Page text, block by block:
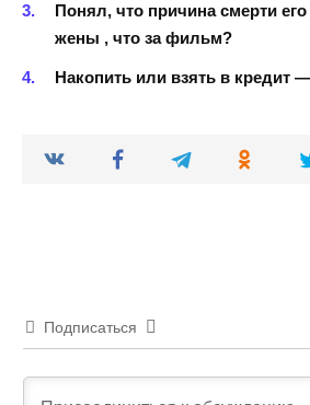
Понял, что причина смерти
жены , что за фильм?
Накопить или взять в кредит
Подписаться